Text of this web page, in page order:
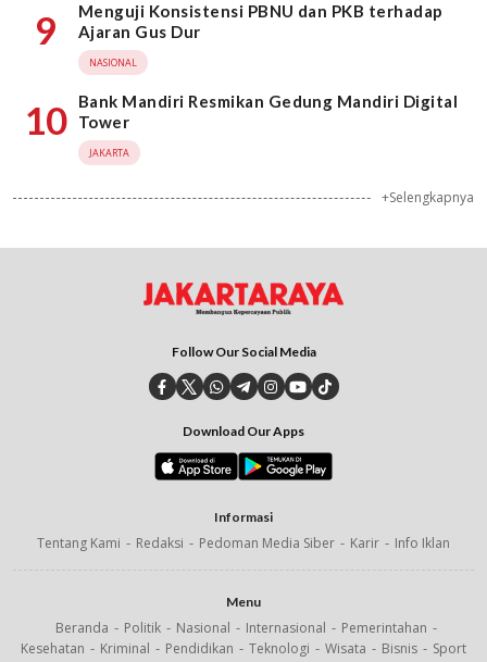
9
Menguji Konsistensi PBNU dan PKB terhadap
Ajaran Gus Dur
NASIONAL
10
Bank Mandiri Resmikan Gedung Mandiri Digital
Tower
JAKARTA
+Selengkapnya
Follow Our Social Media
Download Our Apps
Informasi
Tentang Kami Redaksi Pedoman Media Siber Karir Info Iklan
Menu
Beranda Politik Nasional Internasional
Pemerintahan
Kesehatan
Kriminal Pendidikan Teknologi Wisata Bisnis Sport